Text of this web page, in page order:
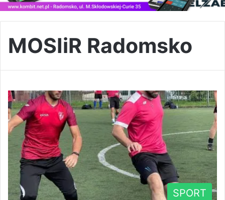
MOSIiR Radomsko
SPORT